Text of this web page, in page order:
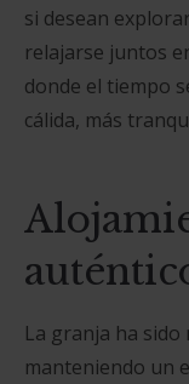
si desean
relajarse juntos
donde el tiempo
cálida, más
La granja ha
manteniendo un